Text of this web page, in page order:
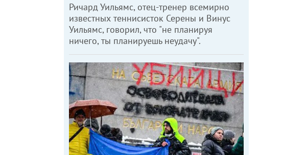
Ричард Уильямс, отец-тренер всемирно
известных теннисисток Серены и Винус
Уильямс, говорил, что "не планируя
ничего, ты планируешь неудачу".